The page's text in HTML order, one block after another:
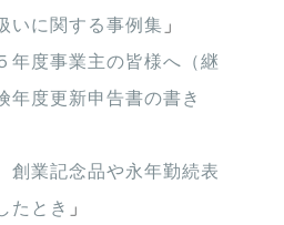
いに関する事例集 」
年度事業主の皆様へ（継
年度更新申告書の書き
業記念品や永年勤続表
たとき 」